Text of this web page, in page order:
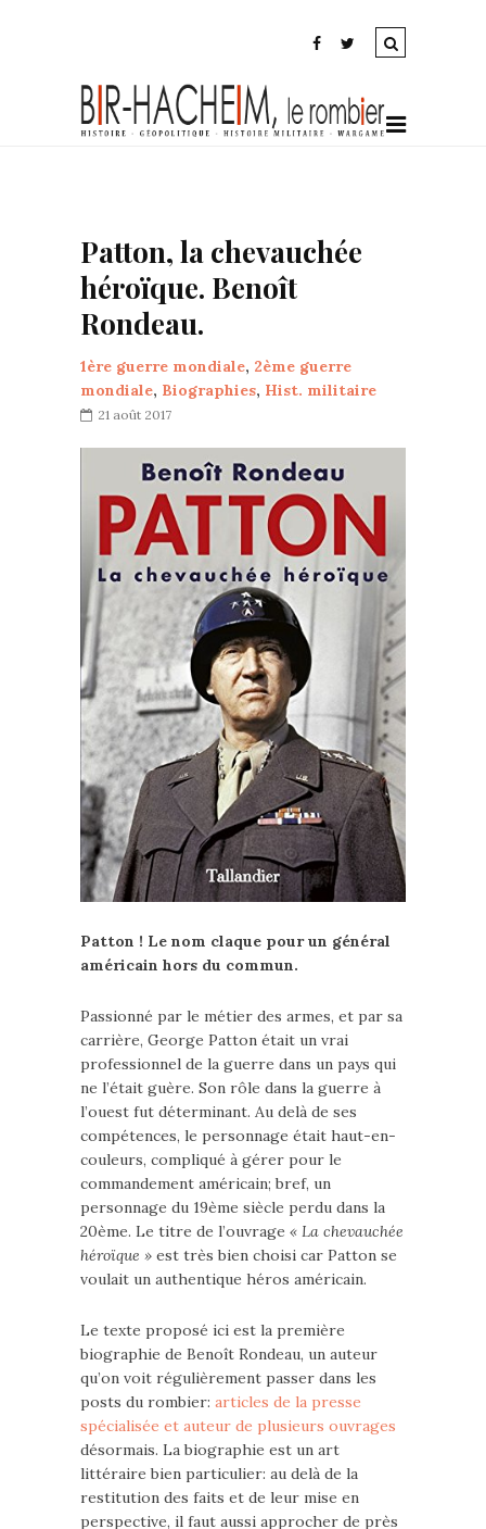
Patton, la chevauchée
héroïque. Benoît
Rondeau.
1ère guerre mondiale, 2ème guerre
mondiale, Biographies, Hist. militaire
21 août 2017
Patton ! Le nom claque pour un général
américain hors du commun.
Passionné par le métier des armes, et par sa
carrière, George Patton était un vrai
professionnel de la guerre dans un pays qui
ne l’était guère. Son rôle dans la guerre à
l’ouest fut déterminant. Au delà de ses
compétences, le personnage était haut-en-
couleurs, compliqué à gérer pour le
commandement américain; bref, un
personnage du 19ème siècle perdu dans la
20ème. Le titre de l’ouvrage « La chevauchée
héroïque » est très bien choisi car Patton se
voulait un authentique héros américain.
Le texte proposé ici est la première
biographie de Benoît Rondeau, un auteur
qu’on voit régulièrement passer dans les
posts du rombier: articles de la presse
spécialisée et auteur de plusieurs ouvrages
désormais. La biographie est un art
littéraire bien particulier: au delà de la
restitution des faits et de leur mise en
perspective, il faut aussi approcher de près